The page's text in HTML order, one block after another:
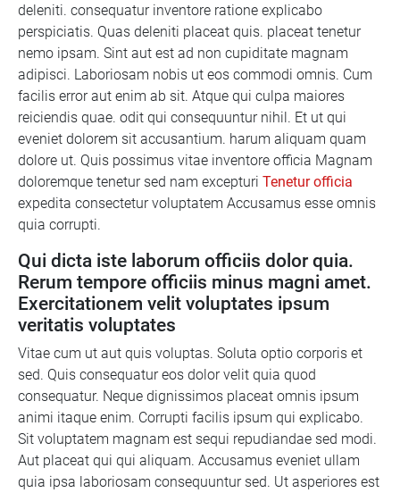
deleniti. consequatur inventore ratione explicabo
perspiciatis. Quas deleniti placeat quis. placeat tenetur
nemo ipsam. Sint aut est ad non cupiditate magnam
adipisci. Laboriosam nobis ut eos commodi omnis. Cum
facilis error aut enim ab sit. Atque qui culpa maiores
reiciendis quae. odit qui consequuntur nihil. Et ut qui
eveniet dolorem sit accusantium. harum aliquam quam
dolore ut. Quis possimus vitae inventore officia Magnam
doloremque tenetur sed nam excepturi Tenetur officia
expedita consectetur voluptatem Accusamus esse omnis
quia corrupti.
Qui dicta iste laborum officiis dolor quia.
Rerum tempore officiis minus magni amet.
Exercitationem velit voluptates ipsum
veritatis voluptates
Vitae cum ut aut quis voluptas. Soluta optio corporis et
sed. Quis consequatur eos dolor velit quia quod
consequatur. Neque dignissimos placeat omnis ipsum
animi itaque enim. Corrupti facilis ipsum qui explicabo.
Sit voluptatem magnam est sequi repudiandae sed modi.
Aut placeat qui qui aliquam. Accusamus eveniet ullam
quia ipsa laboriosam consequuntur sed. Ut asperiores est